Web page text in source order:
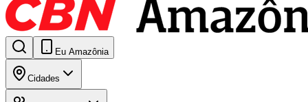
Eu Amazônia
Cidades